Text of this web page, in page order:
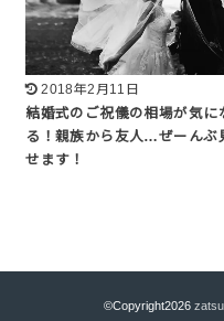
2018年2月11日
結婚式のご祝儀の相場が気に
る！親族から友人…ぜーんぶ
せます！
©Copyright2026